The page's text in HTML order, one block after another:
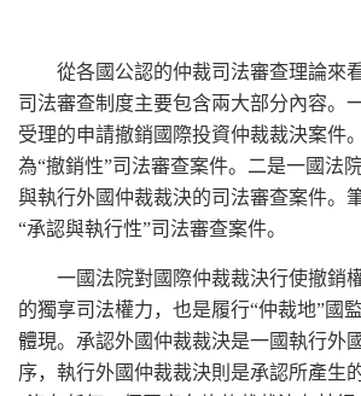
從各國公認的仲裁司法審查理論來
司法審查制度主要包含兩大部分內容。
受理的申請撤銷國際投資仲裁裁決案件
為“撤銷性”司法審查案件。二是一國法
與執行外國仲裁裁決的司法審查案件。
“承認與執行性”司法審查案件。
一國法院對國際仲裁裁決行使撤銷
的獨享司法權力，也是履行“仲裁地”國
體現。承認外國仲裁裁決是一國執行外
序，執行外國仲裁裁決則是承認所產生